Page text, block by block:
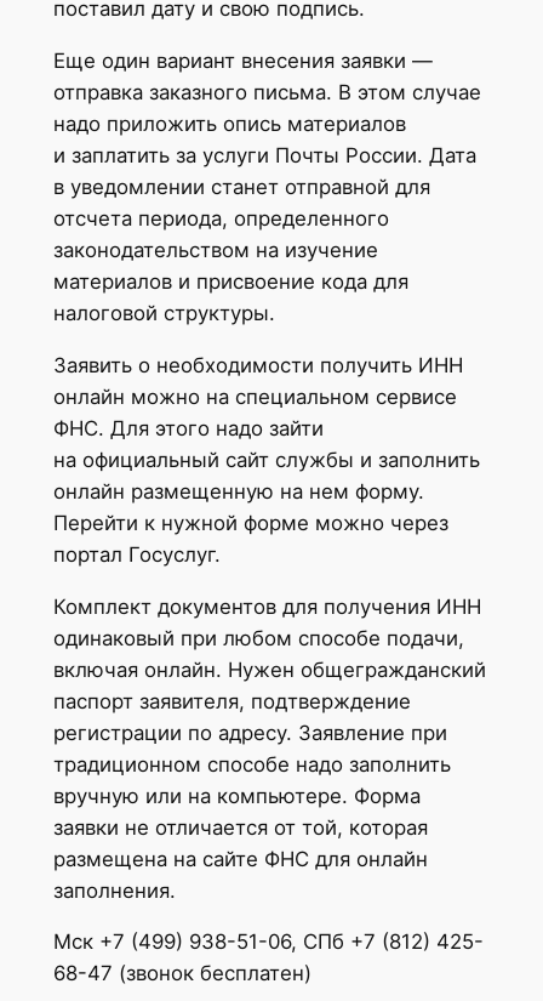
поставил дату и свою подпись.
Еще один вариант внесения заявки —
отправка заказного письма. В этом случае
надо приложить опись материалов
и заплатить за услуги Почты России. Дата
в уведомлении станет отправной для
отсчета периода, определенного
законодательством на изучение
материалов и присвоение кода для
налоговой структуры.
Заявить о необходимости получить ИНН
онлайн можно на специальном сервисе
ФНС. Для этого надо зайти
на официальный сайт службы и заполнить
онлайн размещенную на нем форму.
Перейти к нужной форме можно через
портал Госуслуг.
Комплект документов для получения ИНН
одинаковый при любом способе подачи,
включая онлайн. Нужен общегражданский
паспорт заявителя, подтверждение
регистрации по адресу. Заявление при
традиционном способе надо заполнить
вручную или на компьютере. Форма
заявки не отличается от той, которая
размещена на сайте ФНС для онлайн
заполнения.
Мск +7 (499) 938-51-06, СПб +7 (812) 425-
68-47 (звонок бесплатен)